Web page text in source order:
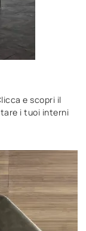
e scopri il
i tuoi interni